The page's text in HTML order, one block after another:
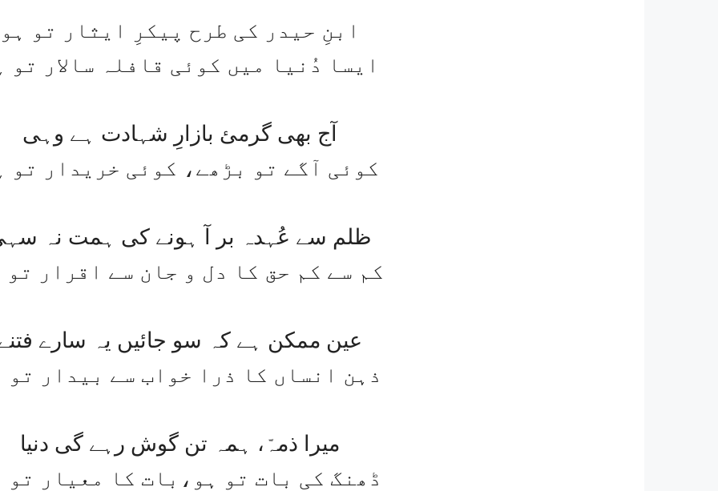
ابنِ حیدر کی طرح پیکرِ ایثار تو ہو
ایسا دُنیا میں کوئی قافلہ سالار تو
آج بھی گرمئ بازارِ شہادت ہے وہی
کوئی آگے تو بڑھے، کوئی خریدار تو
ظلم سے عُہدہ بر آ ہونے کی ہمت نہ
کم سے کم حق کا دل و جان سے اقرار تو
عین ممکن ہے کہ سو جائیں یہ سارے
ذہن انساں کا ذرا خواب سے بیدار تو
میرا ذمہّ، ہمہ تن گوش رہے گی دنیا
ڈھنگ کی بات تو ہو،بات کا معیار تو